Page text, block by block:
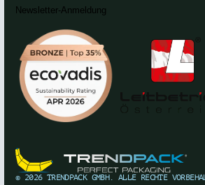
Newsletter-Anmeldung
© 2026TRENDPACK GMBH. ALLE RECHTE